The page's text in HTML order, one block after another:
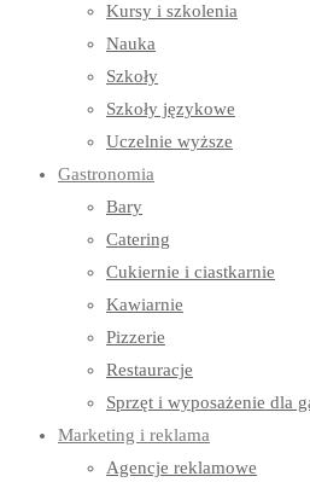
Kursy i szkolenia
Nauka
Szkoły
Szkoły językowe
Uczelnie wyższe
Gastronomia
Bary
Catering
Cukiernie i ciastkarnie
Kawiarnie
Pizzerie
Restauracje
Sprzęt i wyposażenie dla
Marketing i reklama
Agencje reklamowe